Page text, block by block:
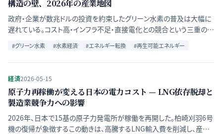
構造の壁、2026年の産業地図
政府・企業が数兆ドルの投資を約束したグリーン水素の普及は大幅に
遅れている。コスト高・インフラ不足・直接電化との競合という三重の壁
#グリーン水素 #水素経済 #エネルギー転換 #再生可能エネルギー
経済2026-05-15
原子力再稼働が変える日本の電力コスト — LNG依存脱却と
製造業競争力への影響
2026年、日本で15基の原子力発電所が稼働を再開した。柏崎刈羽6号
機の復帰が象徴するこの動きは、高騰するLNG輸入費を削減し、産業